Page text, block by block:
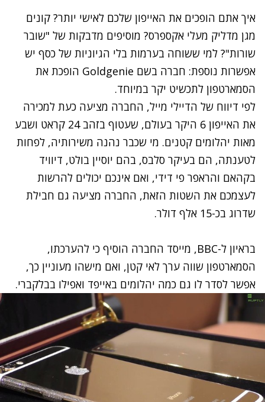
איך אתם הופכים את האייפון שלכם לאישי יותר? קונים
מגן מדליק מעלי אקספרס? מוסיפים מדבקות של "שובר
שורות"? למי ששוחה בערמות בלי הגיוניות של כסף יש
אפשרות נוספת: חברה בשם
Goldgenie הופכת את
הסמארטפון לתכשיט יקר במיוחד.
לפי דיווח של הדיילי מייל, החברה מציעה כעת למכירה
את האייפון 6 היקר בעולם, שעטוף בזהב 24 קראט ושבע
מאות יהלומים קטנים. מי שכבר נהנה משירותיה, לפחות
לטענתה, הם בעיקר סלבס, בהם יוסיין בולט, דיוויד
בקהאם והראפר פי דידי, ואם אינכם יכולים להרשות
לעצמכם את השטות הזאת, החברה מציעה גם חבילת
שדרוג בכ-15 אלף דולר.
בראיון ל-BBC, מייסד החברה הוסיף כי להערכתו,
הסמארטפון שווה ערך לאי קטן, ואם מישהו מעוניין כך,
אפשר לסדר לו גם כמה יהלומים באייפד ואפילו בבלקברי.